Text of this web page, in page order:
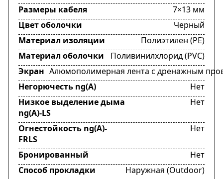
Размеры кабеля
7×13 мм
Цвет оболочки
Черный
Материал изоляции
Полиэтилен (PE)
Материал оболочки
Поливинилхлорид (PVC)
Экран Алюмополимерная лента с дренажным
Негорючесть ng(A)
Нет
Низкое выделение дыма
ng(A)-LS
Нет
Огнестойкость ng(A)-
FRLS
Нет
Бронированный
Нет
Способ прокладки
Наружная (Outdoor)